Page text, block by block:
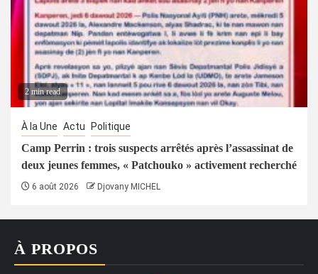
2 min read
À la Une Actu Politique
Camp Perrin : trois suspects arrêtés après l’assassinat de
deux jeunes femmes, « Patchouko » activement recherché
6 août 2026 Djovany MICHEL
À PROPOS